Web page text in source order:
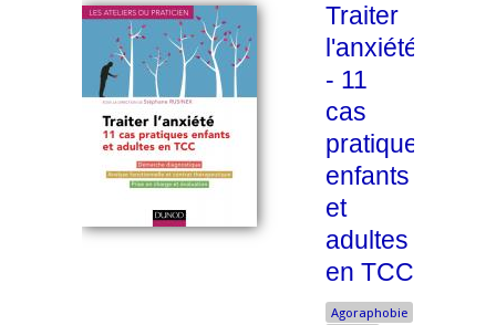
Traiter
l'anxiété
- 11
cas
pratiques
enfants
et
adultes
en TCC
Agoraphobie